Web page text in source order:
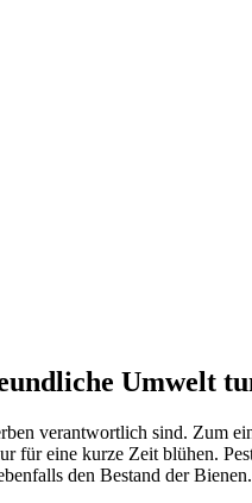
Umwelt
verantwortlich sind. Zum
für eine kurze Zeit blühen.
den Bestand der Bienen.